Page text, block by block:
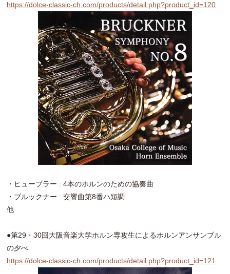
https://dolce-classic-ch.com/products/detail.php?product_id=120
・ヒューブラー : 4本のホルンのための協奏曲
・ブルックナー : 交響曲第8番ハ短調
他
●第29・30回大阪音楽大学ホルン専攻生によるホルンアンサンブル
の夕べ
https://dolce-classic-ch.com/products/detail.php?product_id=121